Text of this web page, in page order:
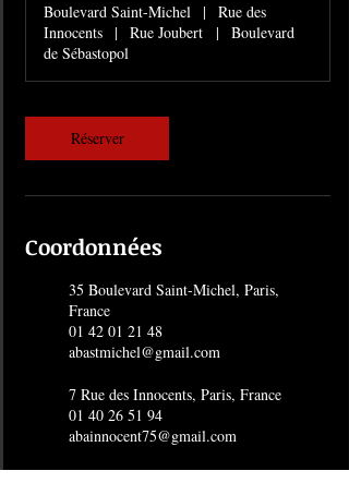
i
n
Boulevard Saint-Michel |
Rue des
Innocents
| Rue Joubert |
Boulevard
de Sébastopol
Réserver
Coordonnées
35 Boulevard Saint-Michel, Paris,
France
01 42 01 21 48
abastmichel@gmail.com
7 Rue des Innocents, Paris, France
01 40 26 51 94
abainnocent75@gmail.com